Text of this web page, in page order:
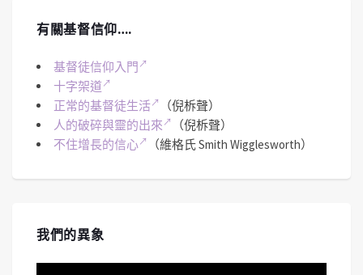
有關基督信仰….
基督徒信仰入門
十字架道
正常的基督徒生活
（倪柝聲）
人的破碎與靈的出來
（倪柝聲）
不住增長的信心
（維格氏 Smith Wigglesworth）
我們的異象